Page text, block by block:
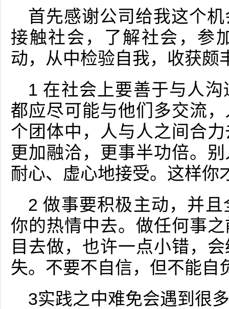
首先感谢公司给我这个
接触社会，了解社会，参
动，从中检验自我，收获颇
1 在社会上要善于与人
都应尽可能与他们多交流
个团体中，人与人之间合
更加融洽，更事半功倍。
耐心、虚心地接受。这样你
2 做事要积极主动，并
你的热情中去。做任何事
目去做，也许一点小错，
失。不要不自信，但不能自
3实践之中难免会遇到很